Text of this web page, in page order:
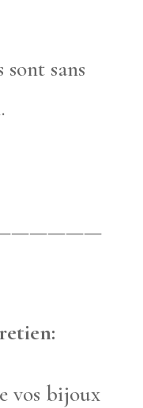
sans
vos bijoux